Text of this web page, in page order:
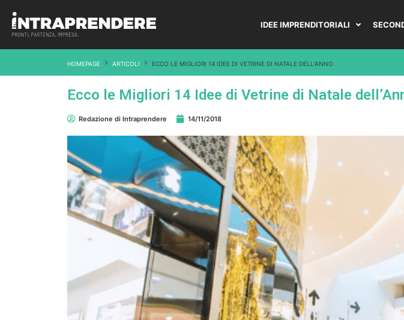
IDEE IMPRENDITORIALI
HOMEPAGE ARTICOLI ECCO LE MIGLIORI 14 IDEE DI VETRINE DI NATALE DELL’ANNO
Ecco le Migliori 14 Idee di Vetrine di Natale
Redazione di Intraprendere 14/11/2018